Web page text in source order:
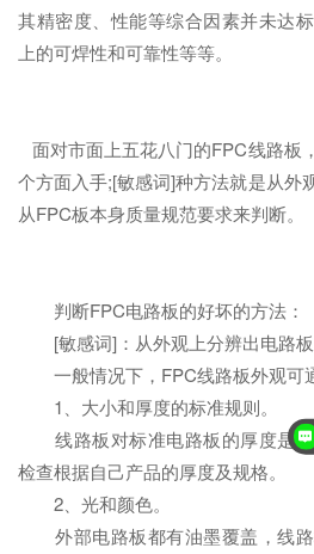
其精密度、性能等综合因素并未达
上的可焊性和可靠性等等。
面对市面上五花八门的FPC线路板
个方面入手;[敏感词]种方法就是从外
从FPC板本身质量规范要求来判断。
判断FPC电路板的好坏的方法：
[敏感词]：从外观上分辨出电路
一般情况下，FPC线路板外观可
1、大小和厚度的标准规则。
线路板对标准电路板的厚度是不
检查根据自己产品的厚度及规格。
2、光和颜色。
外部电路板都有油墨覆盖，线路